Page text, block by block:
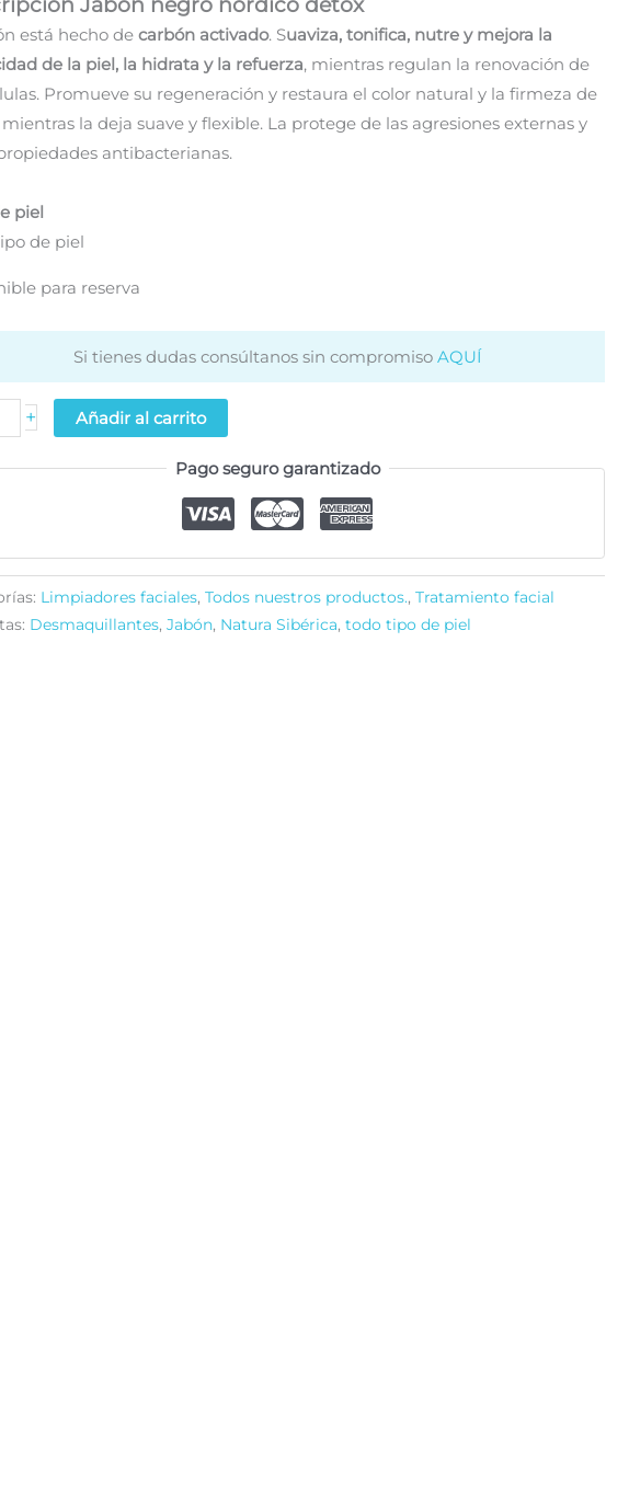
19.49€.18.52€.
Jabón negro nórdico detox
está hecho de carbón activado. Suaviza, tonifica, nutre y mejora la
de la piel, la hidrata y la refuerza, mientras regulan la renovación de
Promueve su regeneración y restaura el color natural y la firmeza de
la deja suave y flexible. La protege de las agresiones externas y
antibacterianas.
piel
de piel
para reserva
Si tienes dudas consúltanos sin compromiso AQUÍ
+ Añadir al carrito
Pago seguro garantizado
Limpiadores faciales, Todos nuestros productos., Tratamiento facial
Desmaquillantes, Jabón, Natura Sibérica, todo tipo de piel